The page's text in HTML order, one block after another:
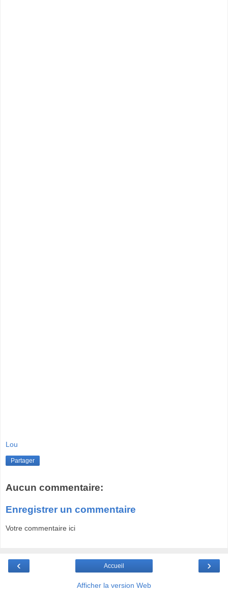
Lou
Partager
Aucun commentaire:
Enregistrer un commentaire
Votre commentaire ici
‹ ›
Accueil
Afficher la version Web